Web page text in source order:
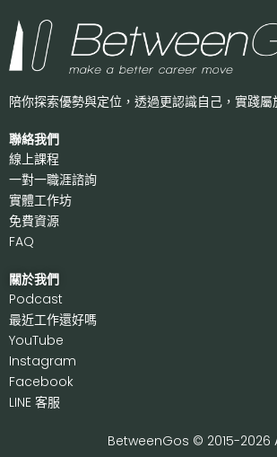
陪你探索優勢與定位，透過更認識自己， 實踐屬
聯絡我們
線上課程
一對一職涯諮詢
實體工作坊
免費資源
FAQ
關於我們
Podcast
最近工作還好嗎
YouTube
Instagram
Facebook
LINE 客服
BetweenGos © 2015-2026